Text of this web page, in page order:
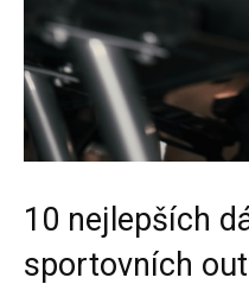
10 nejlepších
sportovních